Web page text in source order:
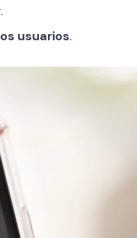
usuarios.